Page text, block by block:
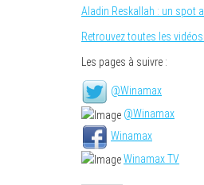
Aladin Reskallah : un spot
Retrouvez toutes les
Les pages à suivre :
@Winamax
@Winamax
Winamax
Winamax TV